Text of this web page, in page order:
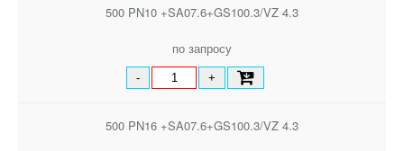
500 PN10 +SA07.6+GS100.3/VZ 4.3
по запросу
- +
500 PN16 +SA07.6+GS100.3/VZ 4.3